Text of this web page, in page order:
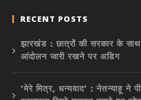
RECENT POSTS
झारखंड : छात्रों की सरकार के
आंदोलन जारी रखने पर अडिग
‘मेरे मित्र, धन्यवाद’ : नेतन्याहू ने